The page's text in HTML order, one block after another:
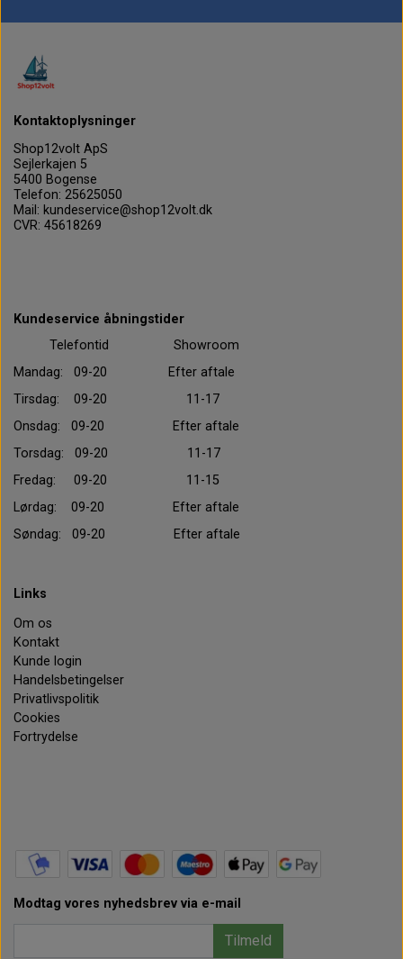
Kontaktoplysninger
Shop12volt ApS
Sejlerkajen 5
5400 Bogense
Telefon: 25625050
Mail: kundeservice@shop12volt.dk
CVR: 45618269
Kundeservice åbningstider
Telefontid Showroom
Mandag: 09-20 Efter aftale
Tirsdag: 09-20 11-17
Onsdag: 09-20 Efter aftale
Torsdag: 09-20 11-17
Fredag: 09-20 11-15
Lørdag: 09-20 Efter aftale
Søndag: 09-20 Efter aftale
Links
Om os
Kontakt
Kunde login
Handelsbetingelser
Privatlivspolitik
Cookies
Fortrydelse
Modtag vores nyhedsbrev via e-mail
Tilmeld